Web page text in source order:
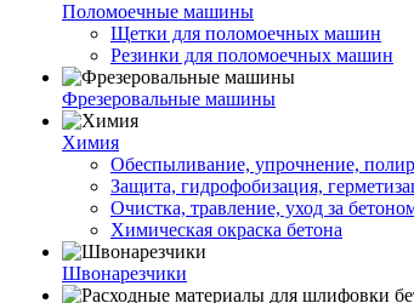
Поломоечные машины
Щетки для поломоечных машин
Резинки для поломоечных машин
Фрезеровальные машины
Химия
Обеспыливание, упрочнение,
Защита, гидрофобизация,
Очистка, травление, уход за
Химическая окраска бетона
Швонарезчики